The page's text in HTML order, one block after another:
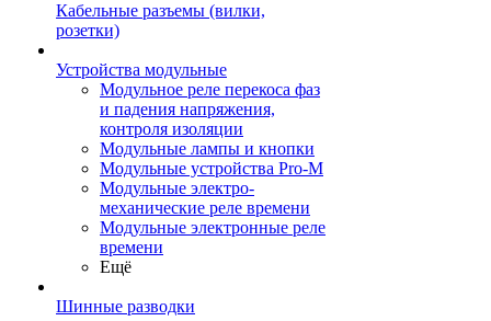
Кабельные разъемы (вилки,
розетки)
Устройства модульные
Модульное реле перекоса фаз
и падения напряжения,
контроля изоляции
Модульные лампы и кнопки
Модульные устройства Pro-M
Модульные электро-
механические реле времени
Модульные электронные реле
времени
Ещё
Шинные разводки